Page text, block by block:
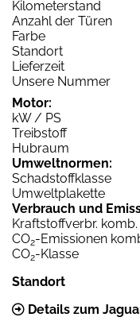
Kilometerstand
Anzahl der Türen
Farbe
Standort
Lieferzeit
Unsere Nummer
Motor:
kW / PS
Treibstoff
Hubraum
Umweltnormen:
Schadstoffklasse
Umweltplakette
Verbrauch und
Kraftstoffverbr. komb.
CO2-Emissionen
CO2-Klasse
Standort
Details zum